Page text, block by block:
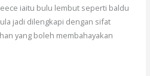
iaitu bulu lembut seperti baldu
jadi dilengkapi dengan sifat
yang boleh membahayakan